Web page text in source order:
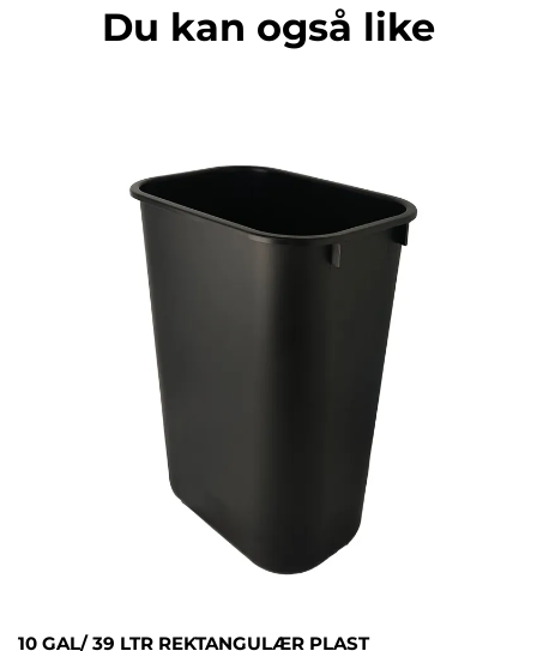
Du kan også like
10 GAL/ 39 LTR REKTANGULÆR PLAST